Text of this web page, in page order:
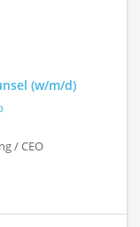
(w/m/d)
/ CEO